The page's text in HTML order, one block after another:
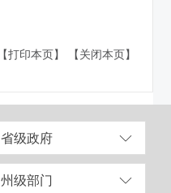
【打印本页】 【关闭本页】
省级政府
州级部门